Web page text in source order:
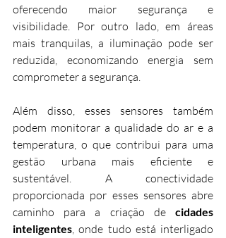
oferecendo maior segurança e
visibilidade. Por outro lado, em áreas
mais tranquilas, a iluminação pode ser
reduzida, economizando energia sem
comprometer a segurança.
Além disso, esses sensores também
podem monitorar a qualidade do ar e a
temperatura, o que contribui para uma
gestão urbana mais eficiente e
sustentável. A conectividade
proporcionada por esses sensores abre
caminho para a criação de cidades
inteligentes , onde tudo está interligado